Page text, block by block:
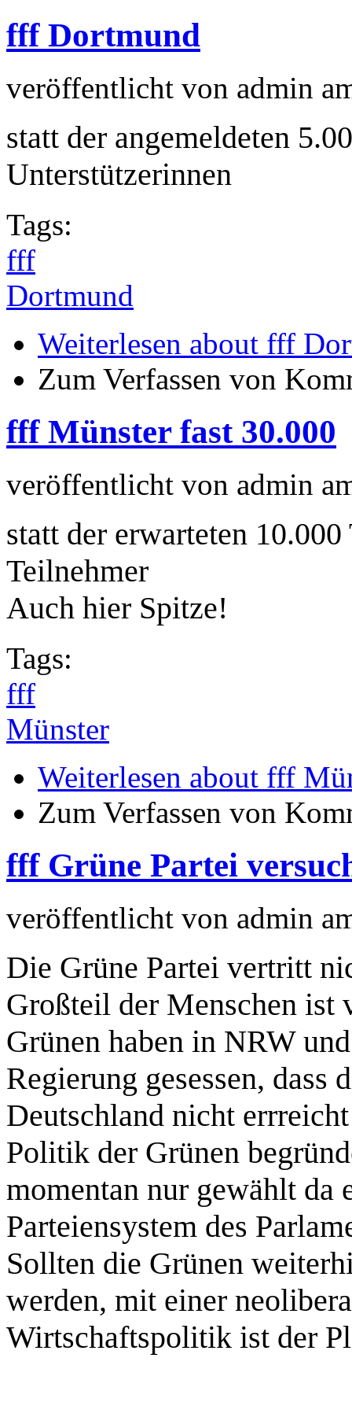
fff Dortmund
veröffentlicht von admin
statt der angemeldeten
Unterstützerinnen
Tags:
fff
Dortmund
Weiterlesen about fff
Zum Verfassen von
fff Münster fast 30.000
veröffentlicht von admin
statt der erwarteten
Teilnehmer
Auch hier Spitze!
Tags:
fff
Münster
Weiterlesen about fff
Zum Verfassen von
fff Grüne Partei
veröffentlicht von admin
Die Grüne Partei vertritt
Großteil der Menschen ist
Grünen haben in NRW
Regierung gesessen,
Deutschland nicht
Politik der Grünen
momentan nur gewählt da
Parteiensystem des
Sollten die Grünen
werden, mit einer
Wirtschaftspolitik ist der